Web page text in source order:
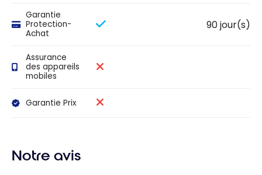
Garantie
Protection-
Achat
90 jour(s)
Assurance
des appareils
mobiles
Garantie Prix
Notre avis